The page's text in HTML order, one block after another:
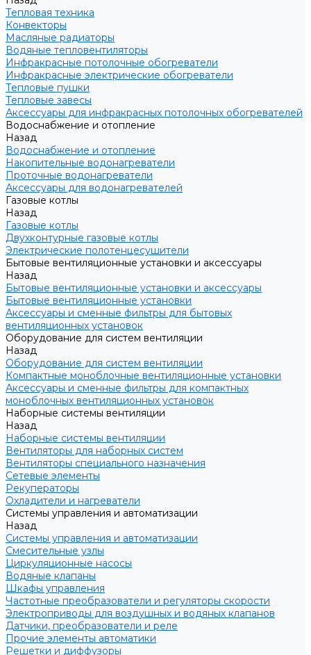
Тепловая техника
Конвекторы
Масляные радиаторы
Водяные тепловентиляторы
Инфракрасные потолочные обогреватели
Инфракрасные электрические обогреватели
Тепловые пушки
Тепловые завесы
Аксессуары для инфракрасных потолочных обогревателей
Водоснабжение и отопление
Назад
Водоснабжение и отопление
Накопительные водонагреватели
Проточные водонагреватели
Аксессуары для водонагревателей
Газовые котлы
Назад
Газовые котлы
Двухконтурные газовые котлы
Электрические полотенцесушители
Бытовые вентиляционные установки и аксессуары
Назад
Бытовые вентиляционные установки и аксессуары
Бытовые вентиляционные установки
Аксессуары и сменные фильтры для бытовых
вентиляционных установок
Оборудование для систем вентиляции
Назад
Оборудование для систем вентиляции
Компактные моноблочные вентиляционные установки
Аксессуары и сменные фильтры для компактных
моноблочных вентиляционных установок
Наборные системы вентиляции
Назад
Наборные системы вентиляции
Вентиляторы для наборных систем
Вентиляторы специального назначения
Сетевые элементы
Рекуператоры
Охладители и нагреватели
Системы управления и автоматизации
Назад
Системы управления и автоматизации
Смесительные узлы
Циркуляционные насосы
Водяные клапаны
Шкафы управления
Частотные преобразователи и регуляторы скорости
Электроприводы для воздушных и водяных клапанов
Датчики, преобразователи и реле
Прочие элементы автоматики
Решетки и диффузоры